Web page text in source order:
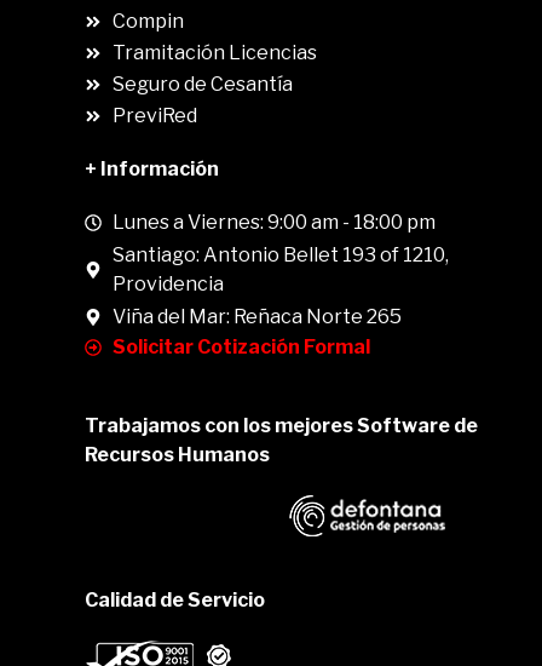
Compin
Tramitación Licencias
Seguro de Cesantía
PreviRed
+ Información
Lunes a Viernes: 9:00 am - 18:00 pm
Santiago: Antonio Bellet 193 of 1210,
Providencia
Viña del Mar: Reñaca Norte 265
Solicitar Cotización Formal
Trabajamos con los mejores Software de
Recursos Humanos
Calidad de Servicio